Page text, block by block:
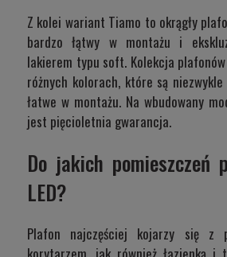
Z kolei wariant Tiamo to okrągły
bardzo łątwy w montażu i
lakierem typu soft. Kolekcja
różnych kolorach, które są
łatwe w montażu. Na wbudowany
jest pięcioletnia gwarancja.
Do jakich pomieszczeń
LED?
Plafon najczęściej kojarzy się z